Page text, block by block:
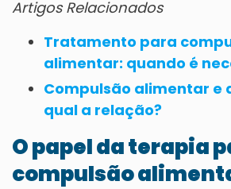
Artigos Relacionados
Tratamento para
alimentar: quando é
Compulsão alimentar e
qual a relação?
O papel da terapia
compulsão